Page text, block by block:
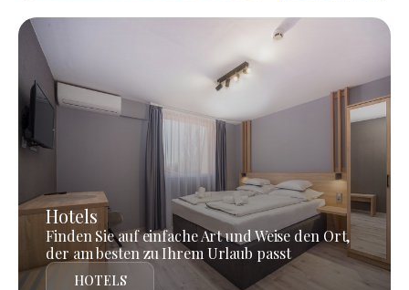
Hotels
Finden Sie auf einfache Art und Weise den Ort,
der am besten zu Ihrem Urlaub passt
HOTELS